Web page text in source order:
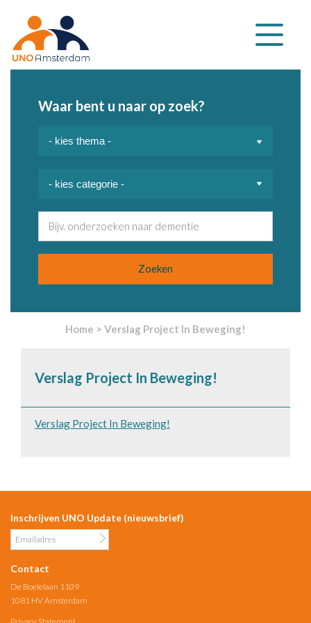
Klap
navigatie
Waar bent u naar op zoek?
Home > Verslag Project In Beweging!
Verslag Project In Beweging!
Verslag Project In Beweging!
Inschrijven UNO Update (nieuwsbrief)
Contact
De Boelelaan 1109
1081 HV Amsterdam
Privacy Statement